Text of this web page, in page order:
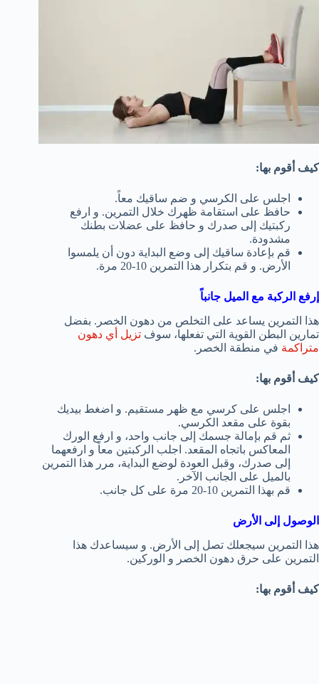
كيف أقوم بها:
اجلس على الكرسي و ضم ساقيك معاً.
حافظ على استقامة ظهرك خلال التمرين. و ارفع
ركبتيك إلى صدرك و حافظ على عضلات بطنك
مشدودة.
قم بإعادة ساقيك إلى وضع البداية دون أن يلمسوا
الأرض. و قم بتكرار هذا التمرين 10-20 مرة.
إرفع الركبة مع الميل جانباً
هذا التمرين يساعد على التخلص من دهون الخصر. بفضل
تمارين البطن القوية التي تفعلها، سوف تزيل أي دهون
متراكمة في منطقة الخصر.
كيف أقوم بها:
اجلس على كرسي مع ظهر مستقيم. و اضغط بيديك
بقوة على مقعد الكرسي.
ثم قم بإمالة جسمك إلى جانب واحد، و ارفع الورك
المعاكس باتجاه المقعد. اجلب الركبتين معاً و ارفعهما
إلى صدرك، وقبل العودة لوضع البداية، مرر هذا التمرين
بالميل على الجانب الآخر.
قم بهذا التمرين 10-20 مرة على كل جانب.
الوصول إلى الأرض
هذا التمرين سيجعلك تصل إلى الأرض. و سيساعدك هذا
التمرين على حرق دهون الخصر و الوركين.
كيف أقوم بها: